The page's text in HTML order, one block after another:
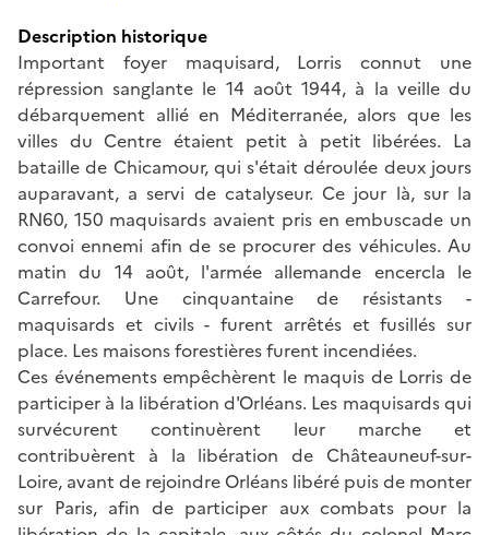
Description historique
Important foyer maquisard, Lorris connut une
répression sanglante le 14 août 1944, à la veille du
débarquement allié en Méditerranée, alors que les
villes du Centre étaient petit à petit libérées. La
bataille de Chicamour, qui s'était déroulée deux jours
auparavant, a servi de catalyseur. Ce jour là, sur la
RN60, 150 maquisards avaient pris en embuscade un
convoi ennemi afin de se procurer des véhicules. Au
matin du 14 août, l'armée allemande encercla le
Carrefour. Une cinquantaine de résistants -
maquisards et civils - furent arrêtés et fusillés sur
place. Les maisons forestières furent incendiées.
Ces événements empêchèrent le maquis de Lorris de
participer à la libération d'Orléans. Les maquisards qui
survécurent continuèrent leur marche et
contribuèrent à la libération de Châteauneuf-sur-
Loire, avant de rejoindre Orléans libéré puis de monter
sur Paris, afin de participer aux combats pour la